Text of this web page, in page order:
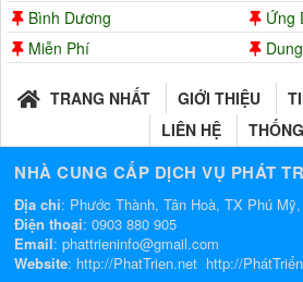
Bình Dương
Ứng
Miễn Phí
TRANG NHẤT GIỚI THIỆU
LIÊN HỆ
NHÀ CUNG CẤP DỊCH VỤ PHÁT
Địa chỉ: Phước Thành, Tân Hoà, TX Phú
Điện thoại: 0903 880 905
Email: phattrieninfo@gmail.com
Website: http://PhatTrien.net http://